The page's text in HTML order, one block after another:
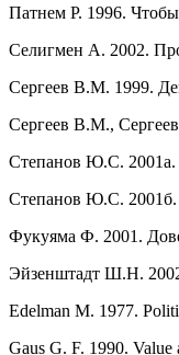
Патнем Р. 1996.
Селигмен А. 2002.
Сергеев В.М. 1999.
Сергеев В.М.,
Степанов Ю.С. 2001a.
Степанов Ю.С. 2001б.
Фукуяма Ф. 2001.
Эйзенштадт Ш.Н.
Edelman M. 1977.
Gaus G. F. 1990.